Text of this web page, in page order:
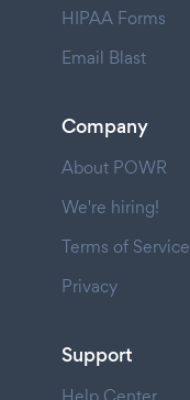
HIPAA Forms
Email Blast
Company
About POWR
We're hiring!
Terms of Service
Privacy
Support